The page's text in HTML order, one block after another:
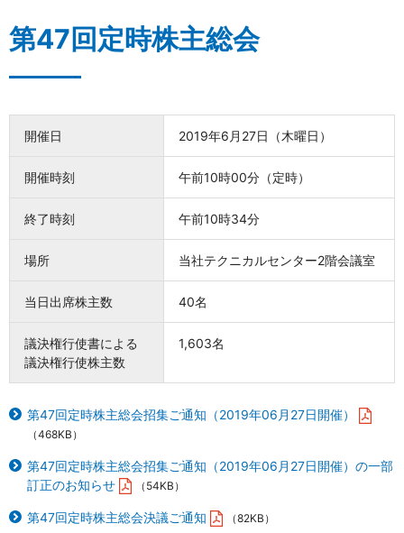
第47回定時株主総会
開催日 2019年6月27日（木曜日）
開催時刻 午前10時00分（定時）
終了時刻 午前10時34分
場所 当社テクニカルセンター2階会議室
当日出席株主数 40名
議決権行使書による
議決権行使株主数
1,603名
第47回定時株主総会招集ご通知（2019年06月27日開催）
（468KB）
第47回定時株主総会招集ご通知（2019年06月27日開催）の一部
訂正のお知らせ
（54KB）
第47回定時株主総会決議ご通知 （82KB）